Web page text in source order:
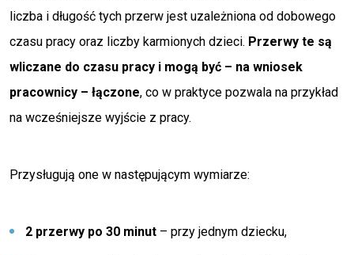
liczba i długość tych przerw jest uzależniona od dobowego
czasu pracy oraz liczby karmionych dzieci. Przerwy te są
wliczane do czasu pracy i mogą być – na wniosek
pracownicy – łączone, co w praktyce pozwala na przykład
na wcześniejsze wyjście z pracy.
Przysługują one w następującym wymiarze:
2 przerwy po 30 minut – przy jednym dziecku,